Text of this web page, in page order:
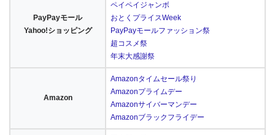
PayPayモール
Yahoo!ショッピング
ペイペイジャンボ
おとくプライスWeek
PayPayモールファッション祭
超コスメ祭
年末大感謝祭
Amazon
Amazonタイムセール祭り
Amazonプライムデー
Amazonサイバーマンデー
Amazonブラックフライデー